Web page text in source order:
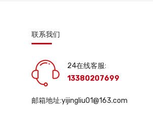
联系我们
24在线客服:
13380207699
邮箱地址:yijingliu01@163.com